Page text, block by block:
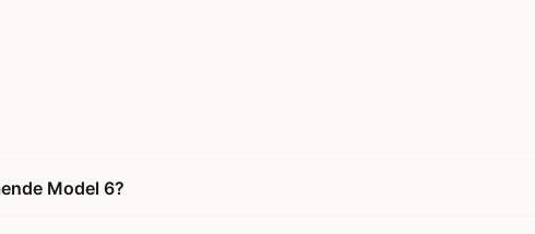
Model 6?